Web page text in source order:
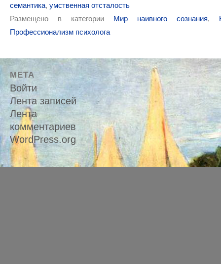
семантика, умственная отсталость
Размещено в категории Мир наивного сознания,
Профессионализм психолога
МЕТА
Войти
Лента записей
Лента
комментариев
WordPress.org